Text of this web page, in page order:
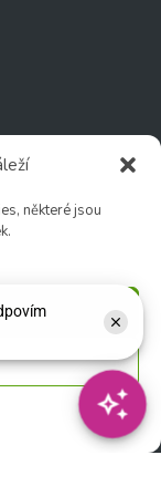
některé jsou
17:00